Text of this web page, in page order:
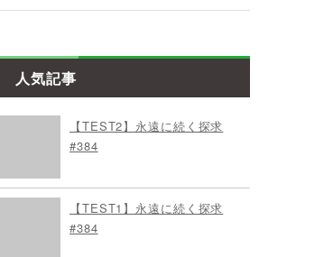
人気記事
【TEST2】永遠に続く探求
#384
【TEST1】永遠に続く探求
#384